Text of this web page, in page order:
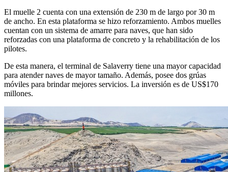
El muelle 2 cuenta con una extensión de 230 m de largo por 30 m
de ancho. En esta plataforma se hizo reforzamiento. Ambos muelles
cuentan con un sistema de amarre para naves, que han sido
reforzadas con una plataforma de concreto y la rehabilitación de los
pilotes.
De esta manera, el terminal de Salaverry tiene una mayor capacidad
para atender naves de mayor tamaño. Además, posee dos grúas
móviles para brindar mejores servicios. La inversión es de US$170
millones.